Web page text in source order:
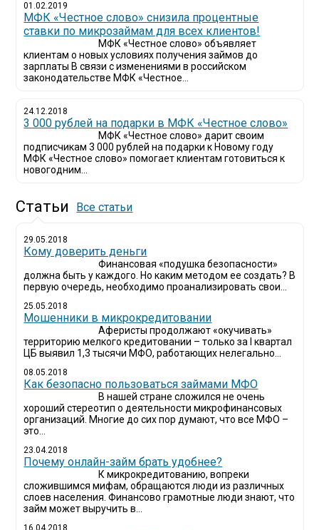
01.02.2019
МФК «Честное слово» снизила процентные
ставки по микрозаймам для всех клиентов!
МФК «Честное слово» объявляет
клиентам о новых условиях получения займов до
зарплаты В связи с изменениями в российском
законодательстве МФК «Честное...
24.12.2018
3 000 рублей на подарки в МФК «Честное слово»
МФК «Честное слово» дарит своим
подписчикам 3 000 рублей на подарки к Новому году
МФК «Честное слово» помогает клиентам готовиться к
новогодним...
Статьи Все статьи
29.05.2018
Кому доверить деньги
Финансовая «подушка безопасности»
должна быть у каждого. Но каким методом ее создать? В
первую очередь, необходимо проанализировать свои...
25.05.2018
Мошенники в микрокредитовании
Аферисты продолжают «окучивать»
территорию мелкого кредитовании – только за I квартал
ЦБ выявил 1,3 тысячи МФО, работающих нелегально...
08.05.2018
Как безопасно пользоваться займами МФО
В нашей стране сложился не очень
хороший стереотип о деятельности микрофинансовых
организаций. Многие до сих пор думают, что все МФО –
это...
23.04.2018
Почему онлайн-займ брать удобнее?
К микрокредитованию, вопреки
сложившимся мифам, обращаются люди из различных
слоев населения. Финансово грамотные люди знают, что
займ может выручить в...
16.04.2018